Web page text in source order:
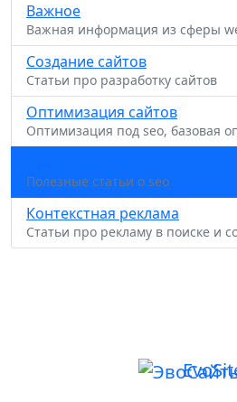
Важное
Важная информация из сферы
Создание сайтов
Статьи про разработку сайтов
Оптимизация сайтов
Оптимизация под seo, базовая
Полезные статьи о seo
Контекстная реклама
Статьи про рекламу в поиске и
Evo